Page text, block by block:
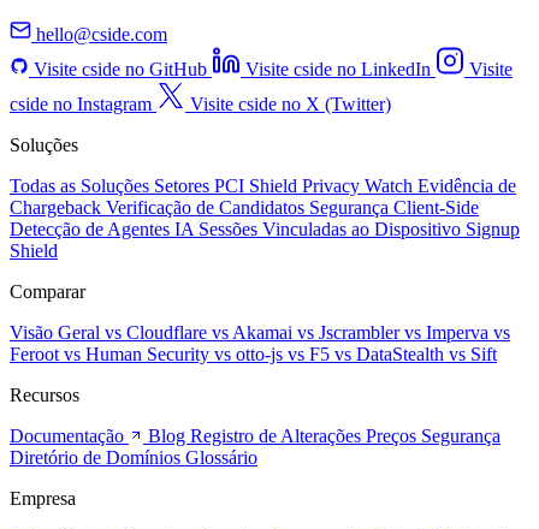
hello@cside.com
Visite cside no GitHub
Visite cside no LinkedIn
Visite
cside no Instagram
Visite cside no X (Twitter)
Soluções
Todas as Soluções Setores PCI Shield Privacy Watch Evidência de
Chargeback Verificação de Candidatos Segurança Client-Side
Detecção de Agentes IA Sessões Vinculadas ao Dispositivo Signup
Shield
Comparar
Visão Geral vs Cloudflare vs Akamai vs Jscramblervs Imperva vs
Feroot vs Human Security vs otto-js vs F5 vs DataStealth vs Sift
Recursos
Documentação
Blog Registro de Alterações Preços Segurança
Diretório de Domínios Glossário
Empresa